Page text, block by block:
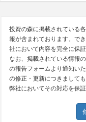
投資の森に掲載されている
報が含まれております。で
社において内容を完全に保
なお、掲載されている情報
の報告フォームより通知い
の修正・更新につきまして
弊社においてその対応を保